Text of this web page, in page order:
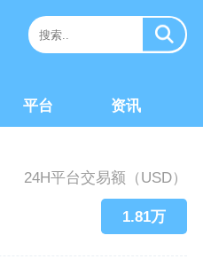
平台 资讯
24H平台交易额（USD）
1.81万